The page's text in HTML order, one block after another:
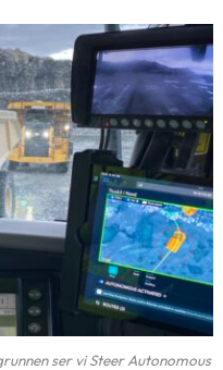
ser vi Steer Autonomous